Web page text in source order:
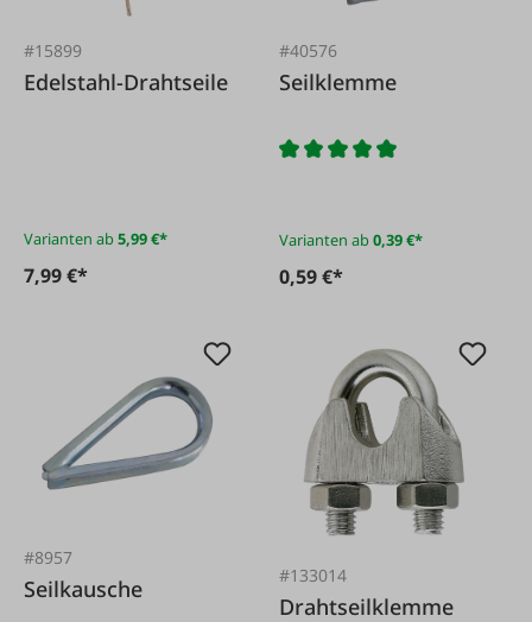
#15899
Edelstahl-Drahtseile
Varianten ab5,99 €*
7,99 €*
#40576
Seilklemme
Varianten ab0,39 €*
0,59 €*
#8957
Seilkausche #133014
Drahtseilklemme